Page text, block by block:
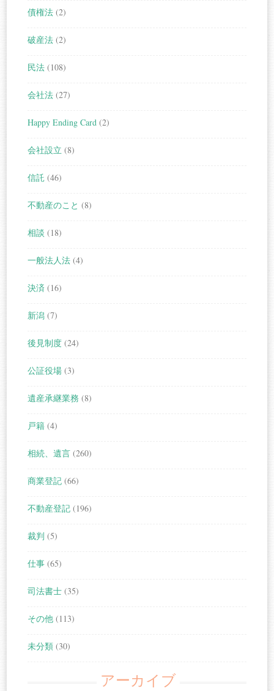
債権法 (2)
破産法 (2)
民法 (108)
会社法 (27)
Happy Ending Card (2)
会社設立 (8)
信託 (46)
不動産のこと (8)
相談 (18)
一般法人法 (4)
決済 (16)
新潟 (7)
後見制度 (24)
公証役場 (3)
遺産承継業務 (8)
戸籍 (4)
相続、遺言 (260)
商業登記 (66)
不動産登記 (196)
裁判 (5)
仕事 (65)
司法書士 (35)
その他 (113)
未分類 (30)
アーカイブ